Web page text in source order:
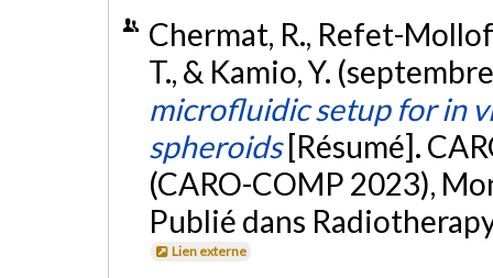
Chermat, R., Refet-Mollof,
T., & Kamio, Y.
microfluidic setup for in
spheroids [Résumé].
(CARO-COMP 2023),
Publié dans
Lien externe